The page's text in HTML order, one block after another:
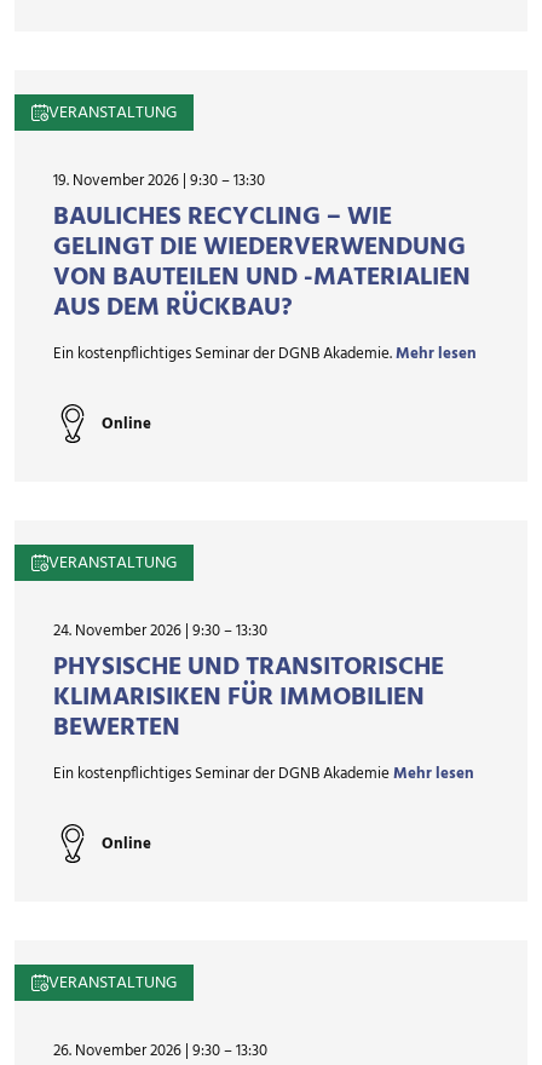
VERANSTALTUNG
19. November 2026 | 9:30–13:30
BAULICHES RECYCLING – WIE
GELINGT DIE WIEDERVERWENDUNG
VON BAUTEILEN UND -MATERIALIEN
AUS DEM RÜCKBAU?
Ein kostenpflichtiges Seminar der DGNB Akademie.Mehr lesen
Online
VERANSTALTUNG
24. November 2026 | 9:30–13:30
PHYSISCHE UND TRANSITORISCHE
KLIMARISIKEN FÜR IMMOBILIEN
BEWERTEN
Ein kostenpflichtiges Seminar der DGNB AkademieMehr lesen
Online
VERANSTALTUNG
26. November 2026 | 9:30–13:30